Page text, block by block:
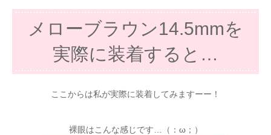
メローブラウン14.5mmを
実際に装着すると…
ここからは私が実際に装着してみますーー！
裸眼はこんな感じです…（：ω；）